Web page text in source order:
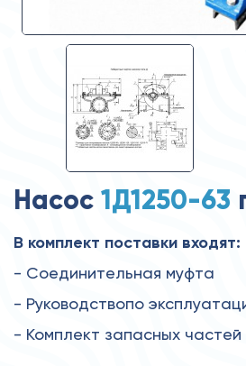
Насос 1Д1250-63
В комплект поставки входят:
- Соединительная муфта
- Руководствопо
- Комплект запасных частей